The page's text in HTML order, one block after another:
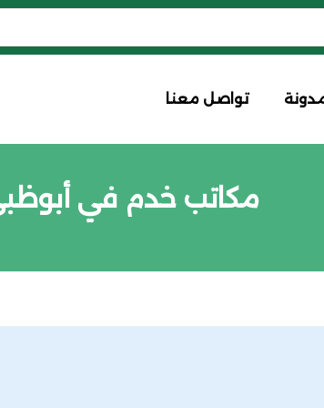
تواصل معنا
مكاتب خدم في